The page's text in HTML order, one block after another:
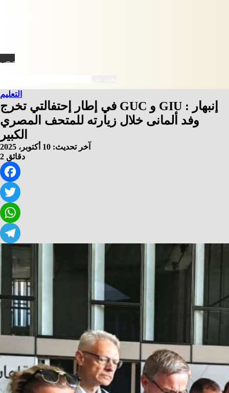
التعليم
في إطار إحتفالتي تخرج GUC و GIU : إنبهار
وفد ألمانى خلال زيارته للمتحف المصري
الكبير
آخر تحديث: 10 أكتوبر، 2025
2 دقائق
Telegram